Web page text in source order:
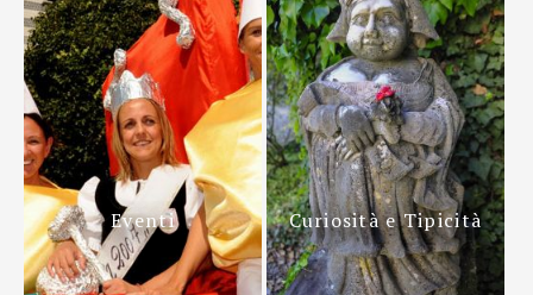
Eventi Curiosità e Tipicità